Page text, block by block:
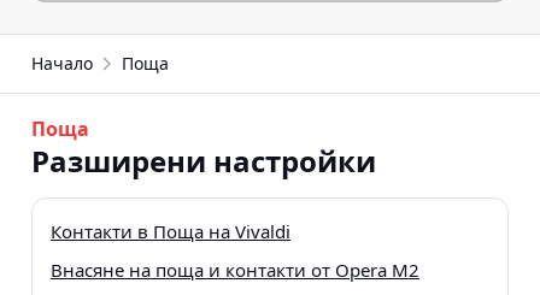
Начало Поща
Поща
Разширени настройки
Контакти в Поща на Vivaldi
Внасяне на поща и контакти от Opera M2